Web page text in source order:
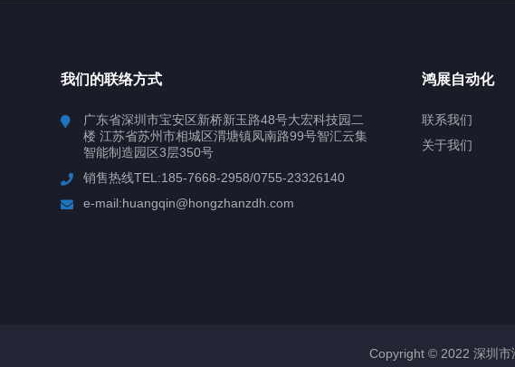
我们的联络方式
广东省深圳市宝安区新桥新玉路48号大宏科技园二
楼 江苏省苏州市相城区渭塘镇凤南路99号智汇云集
智能制造园区3层350号
销售热线TEL:185-7668-2958/0755-23326140
e-mail:huangqin@hongzhanzdh.com
鸿展自动化
联系我们
关于我们
Copyright © 2022 深圳市